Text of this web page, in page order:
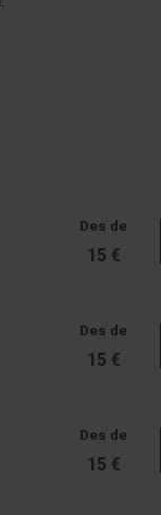
Des de
15 €
Des de
15 €
Des de
15 €